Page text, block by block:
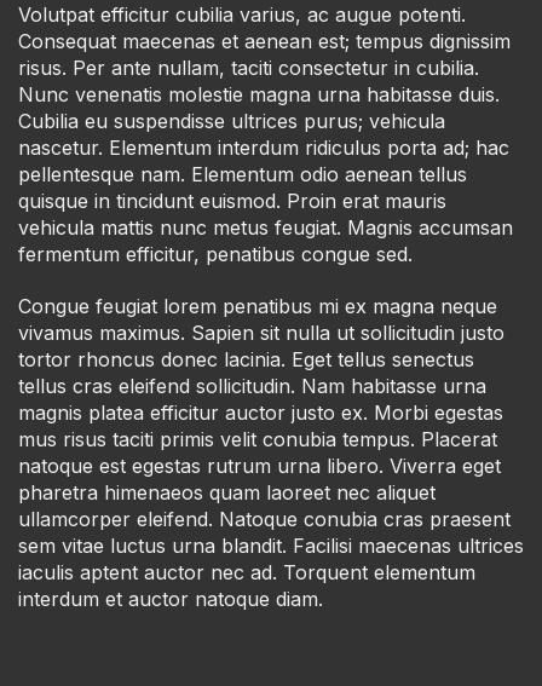
Volutpat efficitur cubilia varius, ac augue potenti.
Consequat maecenas et aenean est; tempus dignissim
risus. Per ante nullam, taciti consectetur in cubilia.
Nunc venenatis molestie magna urna habitasse duis.
Cubilia eu suspendisse ultrices purus; vehicula
nascetur. Elementum interdum ridiculus porta ad; hac
pellentesque nam. Elementum odio aenean tellus
quisque in tincidunt euismod. Proin erat mauris
vehicula mattis nunc metus feugiat. Magnis accumsan
fermentum efficitur, penatibus congue sed.
Congue feugiat lorem penatibus mi ex magna neque
vivamus maximus. Sapien sit nulla ut sollicitudin justo
tortor rhoncus donec lacinia. Eget tellus senectus
tellus cras eleifend sollicitudin. Nam habitasse urna
magnis platea efficitur auctor justo ex. Morbi egestas
mus risus taciti primis velit conubia tempus. Placerat
natoque est egestas rutrum urna libero. Viverra eget
pharetra himenaeos quam laoreet nec aliquet
ullamcorper eleifend. Natoque conubia cras praesent
sem vitae luctus urna blandit. Facilisi maecenas ultrices
iaculis aptent auctor nec ad. Torquent elementum
interdum et auctor natoque diam.